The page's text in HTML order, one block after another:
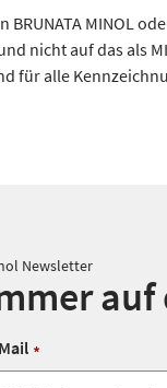
MINOL
nicht auf das als
für alle
Newsletter
auf
*